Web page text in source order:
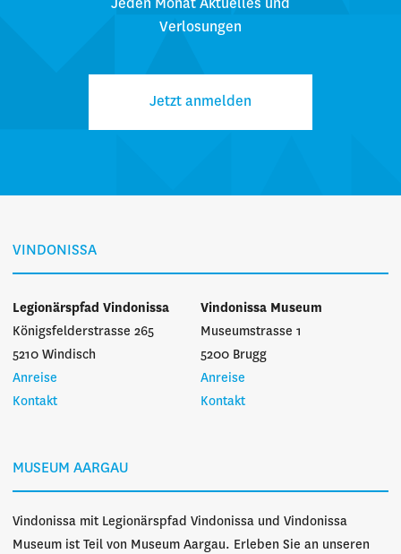
Jeden Monat Aktuelles und
Verlosungen
Jetzt anmelden
VINDONISSA
Legionärspfad Vindonissa
Königsfelderstrasse 265
5210 Windisch
Anreise
Kontakt
Vindonissa Museum
Museumstrasse 1
5200 Brugg
Anreise
Kontakt
MUSEUM AARGAU
Vindonissa mit Legionärspfad Vindonissa und Vindonissa
Museum ist Teil von Museum Aargau. Erleben Sie an unseren